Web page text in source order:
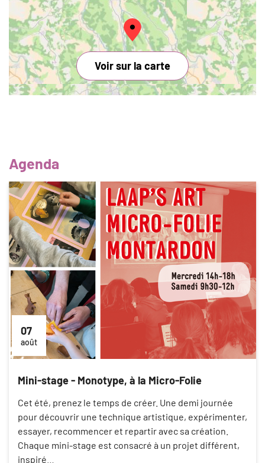
Voir sur la carte
Agenda
07
août
Mini-stage - Monotype, à la Micro-Folie
Cet été, prenez le temps de créer. Une demi journée
pour découvrir une technique artistique, expérimenter,
essayer, recommencer et repartir avec sa création.
Chaque mini-stage est consacré à un projet différent,
inspiré…